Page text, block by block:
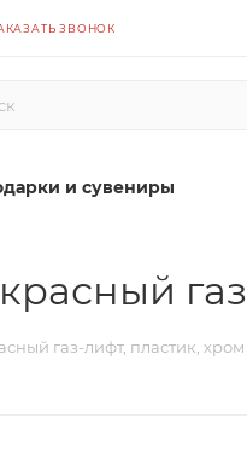
ЗВОНОК
и сувениры
газ-лифт, пластик, хром